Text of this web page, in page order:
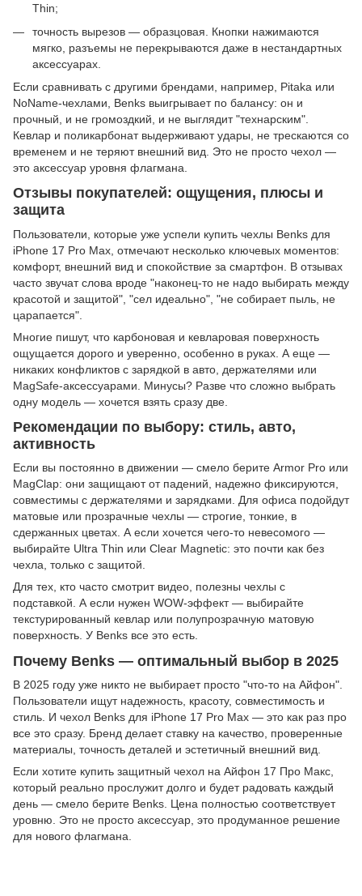
Thin;
точность вырезов — образцовая. Кнопки нажимаются
мягко, разъемы не перекрываются даже в нестандартных
аксессуарах.
Если сравнивать с другими брендами, например, Pitaka или
NoName-чехлами, Benks выигрывает по балансу: он и
прочный, и не громоздкий, и не выглядит "технарским".
Кевлар и поликарбонат выдерживают удары, не трескаются со
временем и не теряют внешний вид. Это не просто чехол —
это аксессуар уровня флагмана.
Отзывы покупателей: ощущения, плюсы и
защита
Пользователи, которые уже успели купить чехлы Benks для
iPhone 17 Pro Max, отмечают несколько ключевых моментов:
комфорт, внешний вид и спокойствие за смартфон. В отзывах
часто звучат слова вроде "наконец-то не надо выбирать между
красотой и защитой", "сел идеально", "не собирает пыль, не
царапается".
Многие пишут, что карбоновая и кевларовая поверхность
ощущается дорого и уверенно, особенно в руках. А еще —
никаких конфликтов с зарядкой в авто, держателями или
MagSafe-аксессуарами. Минусы? Разве что сложно выбрать
одну модель — хочется взять сразу две.
Рекомендации по выбору: стиль, авто,
активность
Если вы постоянно в движении — смело берите Armor Pro или
MagClap: они защищают от падений, надежно фиксируются,
совместимы с держателями и зарядками. Для офиса подойдут
матовые или прозрачные чехлы — строгие, тонкие, в
сдержанных цветах. А если хочется чего-то невесомого —
выбирайте Ultra Thin или Clear Magnetic: это почти как без
чехла, только с защитой.
Для тех, кто часто смотрит видео, полезны чехлы с
подставкой. А если нужен WOW-эффект — выбирайте
текстурированный кевлар или полупрозрачную матовую
поверхность. У Benks все это есть.
Почему Benks — оптимальный выбор в 2025
В 2025 году уже никто не выбирает просто "что-то на Айфон".
Пользователи ищут надежность, красоту, совместимость и
стиль. И чехол Benks для iPhone 17 Pro Max — это как раз про
все это сразу. Бренд делает ставку на качество, проверенные
материалы, точность деталей и эстетичный внешний вид.
Если хотите купить защитный чехол на Айфон 17 Про Макс,
который реально прослужит долго и будет радовать каждый
день — смело берите Benks. Цена полностью соответствует
уровню. Это не просто аксессуар, это продуманное решение
для нового флагмана.